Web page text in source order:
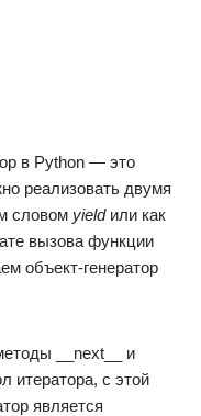
в Python — это
реализовать двумя
словом yieldили как
вызова функции
объект-генератор
__next__ и
итератора, с этой
является